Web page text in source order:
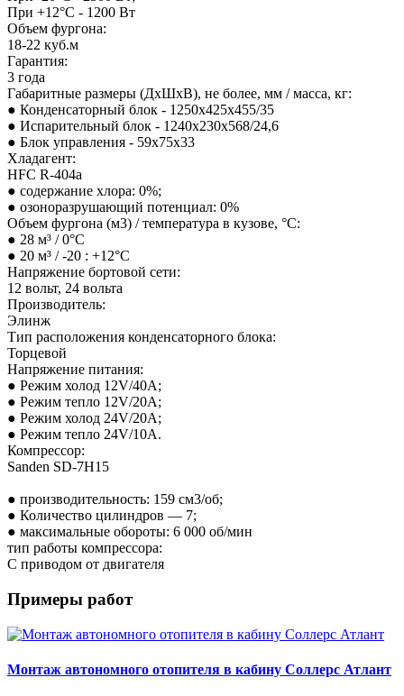
При +12°С - 1200 Вт
Объем фургона:
18-22 куб.м
Гарантия:
3 года
Габаритные размеры (ДхШхВ), не более, мм / масса, кг:
● Конденсаторный блок - 1250x425x455/35
● Испарительный блок - 1240x230x568/24,6
● Блок управления - 59х75х33
Хладагент:
HFC R-404а
● содержание хлора: 0%;
● озоноразрушающий потенциал: 0%
Объем фургона (м3) / температура в кузове, °С:
● 28 м³ / 0°С
● 20 м³ / -20 : +12°С
Напряжение бортовой сети:
12 вольт, 24 вольта
Производитель:
Элинж
Тип расположения конденсаторного блока:
Торцевой
Напряжение питания:
● Режим холод 12V/40A;
● Режим тепло 12V/20A;
● Режим холод 24V/20A;
● Режим тепло 24V/10A.
Компрессор:
Sanden SD-7Н15
● производительность: 159 см3/об;
● Количество цилиндров — 7;
● максимальные обороты: 6 000 об/мин
тип работы компрессора:
С приводом от двигателя
Примеры работ
Монтаж автономного отопителя в кабину Соллерс Атлант